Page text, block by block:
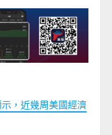
示，近幾周美國經濟